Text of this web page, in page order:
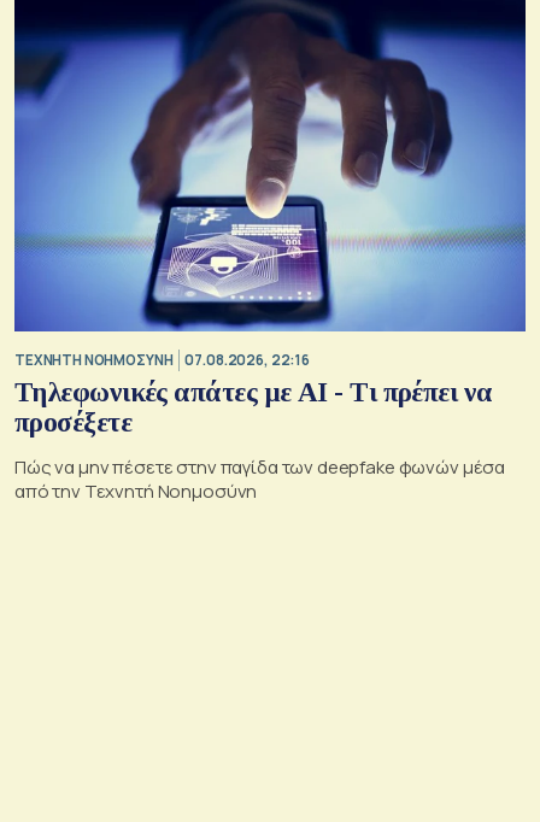
TΕΧΝΗΤΗ ΝΟΗΜΟΣΥΝΗ 07.08.2026, 22:16
Τηλεφωνικές απάτες με ΑΙ - Τι πρέπει να
προσέξετε
Πώς να μην πέσετε στην παγίδα των deepfake φωνών μέσα
από την Τεχνητή Νοημοσύνη